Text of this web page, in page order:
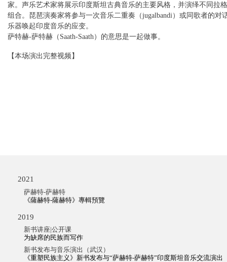
家。声乐艺术家将展示印度斯坦古典音乐的主要风格，并演绎不同拉
组合。琵琶演奏家将参与一次音乐二重奏（jugalbandi）或同歌者的对
乐器唤起印度音乐的应变。
萨特赫-萨特赫（Saath-Saath）的意思是一起做事。
【本场演出完整视频】
2021
萨赫特-萨赫特
《薩赫特-薩赫特》專輯預覽
2019
新书讲座|公开课
为缺席的民族而写作
新书发布与音乐演出（武汉）
《重塑民族主义》新书发布与“萨赫特-萨赫特”印度斯坦音乐交流演出